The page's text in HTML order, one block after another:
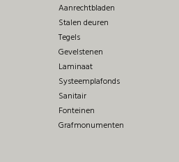
Aanrechtbladen
Stalen deuren
Tegels
Gevelstenen
Laminaat
Systeemplafonds
Sanitair
Fonteinen
Grafmonumenten